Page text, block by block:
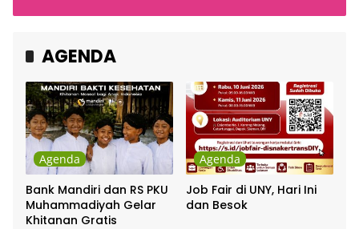
Chrisye
AGENDA
Agenda
Bank Mandiri dan RS PKU
Muhammadiyah Gelar
Khitanan Gratis
Agenda
Job Fair di UNY, Hari Ini
dan Besok